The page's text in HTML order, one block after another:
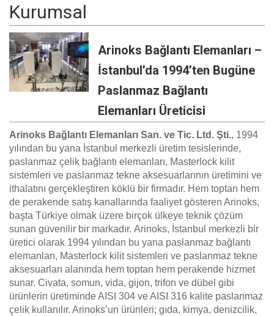
Kurumsal
Arinoks Bağlantı Elemanları –
İstanbul’da 1994’ten Bugüne
Paslanmaz Bağlantı
Elemanları Üreticisi
Arinoks Bağlantı Elemanları San. ve Tic. Ltd. Şti., 1994
yılından bu yana İstanbul merkezli üretim tesislerinde,
paslanmaz çelik bağlantı elemanları, Masterlock kilit
sistemleri ve paslanmaz tekne aksesuarlarının üretimini ve
ithalatını gerçekleştiren köklü bir firmadır. Hem toptan hem
de perakende satış kanallarında faaliyet gösteren Arinoks,
başta Türkiye olmak üzere birçok ülkeye teknik çözüm
sunan güvenilir bir markadır. Arinoks, İstanbul merkezli bir
üretici olarak 1994 yılından bu yana paslanmaz bağlantı
elemanları, Masterlock kilit sistemleri ve paslanmaz tekne
aksesuarları alanında hem toptan hem perakende hizmet
sunar. Civata, somun, vida, gijon, trifon ve dübel gibi
ürünlerin üretiminde AISI 304 ve AISI 316 kalite paslanmaz
çelik kullanılır. Arinoks’un ürünleri; gıda, kimya, denizcilik,